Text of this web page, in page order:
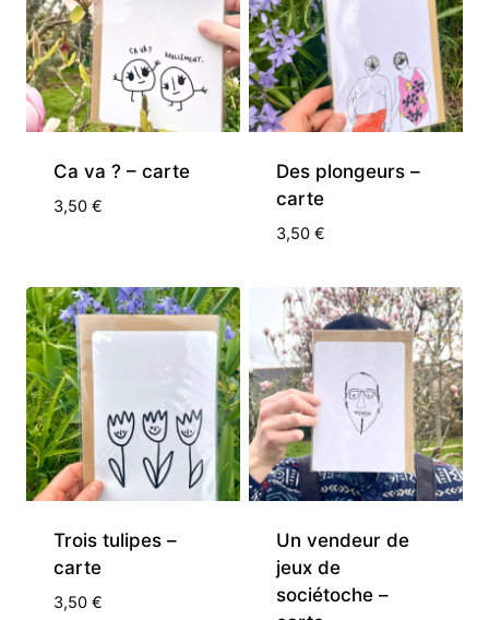
Ca va ? – carte
3,50 €
Des plongeurs –
carte
3,50 €
Trois tulipes –
carte
3,50 €
Un vendeur de
jeux de
sociétoche –